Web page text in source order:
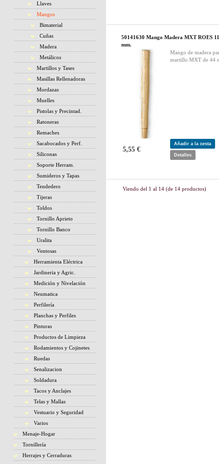
Llaves
Mangos
Bimaterial
Cuñas
Madera
Metálicos
Martillos y Tases
Masillas Rellenadoras
Mordazas
Muelles
Pistolas y Precintad.
Ratoneras
Remaches
Sacabocados y Perf.
Siliconas
Soporte Herram.
Sumideros y Tapas
Tendedero
Tijeras
Toldos
Tornillo Aprieto
Tornillo Banco
Uralita
Ventosas
Herramienta Eléctrica
Jardineria y Agric.
Medición y Nivelación
Neumatica
Perfilería
Planchas y Perfiles
Pinturas
Productos de Limpieza
Rodamientos y Cojinetes
Ruedas
Senalizacion
Soldadura
Tacos y Anclajes
Telas y Mallas
Vestuario y Seguridad
Varios
Menaje-Hogar
Tornillería
Herrajes y Cerraduras
50141630 Mango Madera MXT ROES
mm.
Mango de madera
martillo MXT de 44
5,55 €
Añadir a la cesta
Detalles
Viendo del 1 al 14 (de 14 productos)